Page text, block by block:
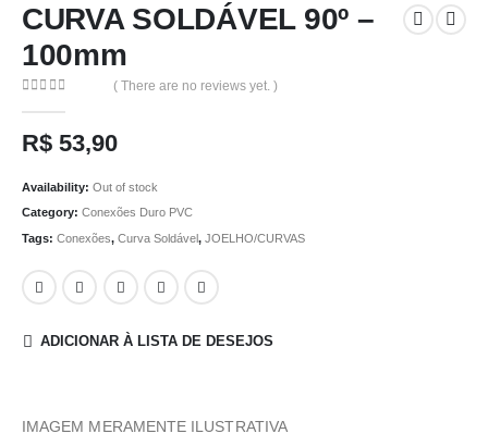
CURVA SOLDÁVEL 90º –
100mm
( There are no reviews yet. )
R$ 53,90
Availability: Out of stock
Category: Conexões Duro PVC
Tags: Conexões, Curva Soldável, JOELHO/CURVAS
ADICIONAR À LISTA DE DESEJOS
IMAGEM MERAMENTE ILUSTRATIVA